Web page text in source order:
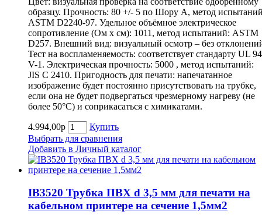
образцу. Прочность: 80 +/- 5 по Шору А, метод
ASTM D2240-97. Удельное объёмное электрическое
сопротивление (Ом х см): 1011, метод испытаний: ASTM
D257. Внешний вид: визуальный осмотр – без
Тест на воспламеняемость: соответствует стандарту UL 94
V-1. Электрическая прочность: 5000 , метод испытаний:
JIS C 2410. Пригодность для печати: напечатанное
изображение будет постоянно присутствовать на трубке,
если она не будет подвергаться чрезмерному нагреву (не
более 50°С) и соприкасаться с химикатами.
4.994,00р
Купить
Выбрать для сравнения
Добавить в Личный каталог
IB3520 Трубка ПВХ d 3,5 мм для печати на
кабельном принтере на сечение 1,5мм2